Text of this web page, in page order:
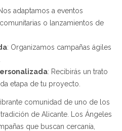
adaptamos a eventos
o lanzamientos de
: Organizamos campañas ágiles
: Recibirás un trato
etapa de tu proyecto.
comunidad de uno de los
de Alicante. Los Ángeles
que buscan cercanía,